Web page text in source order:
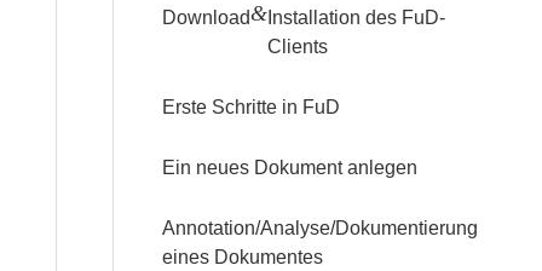
Download& Installation des FuD-
Clients
Erste Schritte in FuD
Ein neues Dokument anlegen
Annotation/Analyse/Dokumentierung
eines Dokumentes